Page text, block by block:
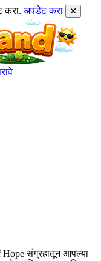
करा. अपडेट करा
Hope संग्रहातून आपल्या